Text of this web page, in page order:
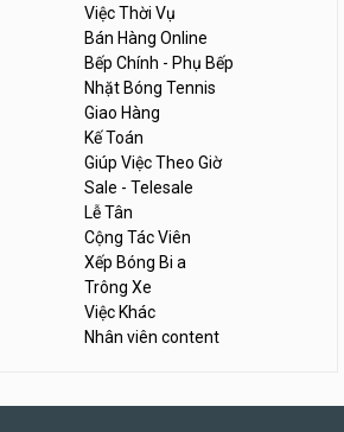
Việc Thời Vụ
Bán Hàng Online
Bếp Chính - Phụ Bếp
Nhặt Bóng Tennis
Giao Hàng
Kế Toán
Giúp Việc Theo Giờ
Sale - Telesale
Lễ Tân
Cộng Tác Viên
Xếp Bóng Bi a
Trông Xe
Việc Khác
Nhân viên content